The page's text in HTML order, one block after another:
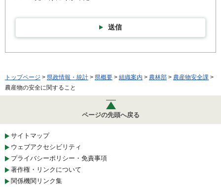
送信
トップページ > 県政情報・統計 > 県概要 > 組織案内 > 農林部 > 農産物安全課 >
農産物の安全に関すること
ページの先頭へ戻る
サイトマップ
ウェブアクセシビリティ
プライバシーポリシー・免責事項
著作権・リンクについて
関係機関リンク集